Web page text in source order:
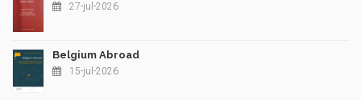
27-jul-2026
Belgium Abroad
15-jul-2026